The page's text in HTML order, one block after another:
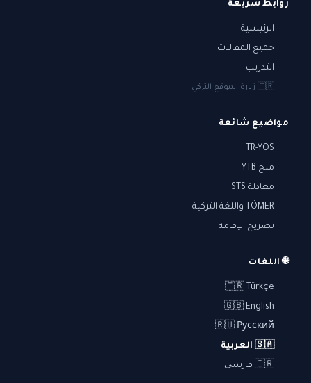
روابط سريعة
الرئيسية
جميع المقالات
التدريب
🇹🇷 زيارة الموقع التركي
مواضيع شائعة
TR-YÖS
منح YTB
معادلة STS
TÖMER واللغة التركية
تصريح الإقامة
🌐 اللغات
🇹🇷 Türkçe
🇬🇧 English
🇷🇺 Русский
🇸🇦 العربية
🇮🇷 فارسی